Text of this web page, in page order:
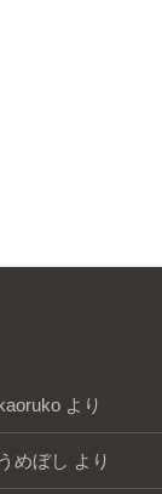
より
めぼし より